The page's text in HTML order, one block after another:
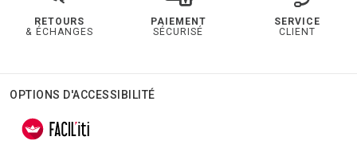
RETOURS
& ÉCHANGES
PAIEMENT
SÉCURISÉ
SERVICE
CLIENT
OPTIONS D'ACCESSIBILITÉ